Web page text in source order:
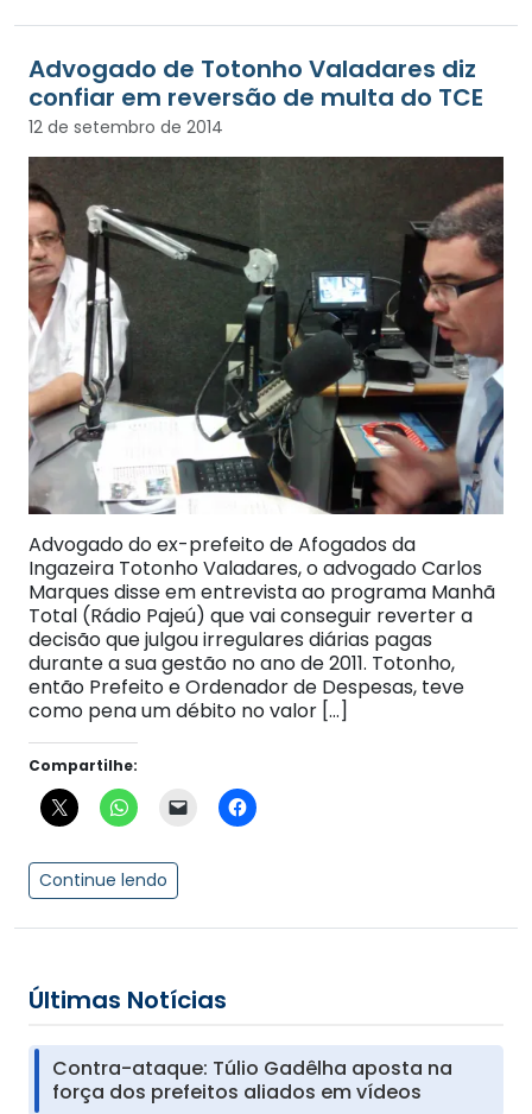
Advogado de Totonho Valadares diz
confiar em reversão de multa do TCE
12 de setembro de 2014
Advogado do ex-prefeito de Afogados da
Ingazeira Totonho Valadares, o advogado Carlos
Marques disse em entrevista ao programa Manhã
Total (Rádio Pajeú) que vai conseguir reverter a
decisão que julgou irregulares diárias pagas
durante a sua gestão no ano de 2011. Totonho,
então Prefeito e Ordenador de Despesas, teve
como pena um débito no valor […]
Compartilhe:
Continue lendo
Últimas Notícias
Contra-ataque: Túlio Gadêlha aposta na
força dos prefeitos aliados em vídeos